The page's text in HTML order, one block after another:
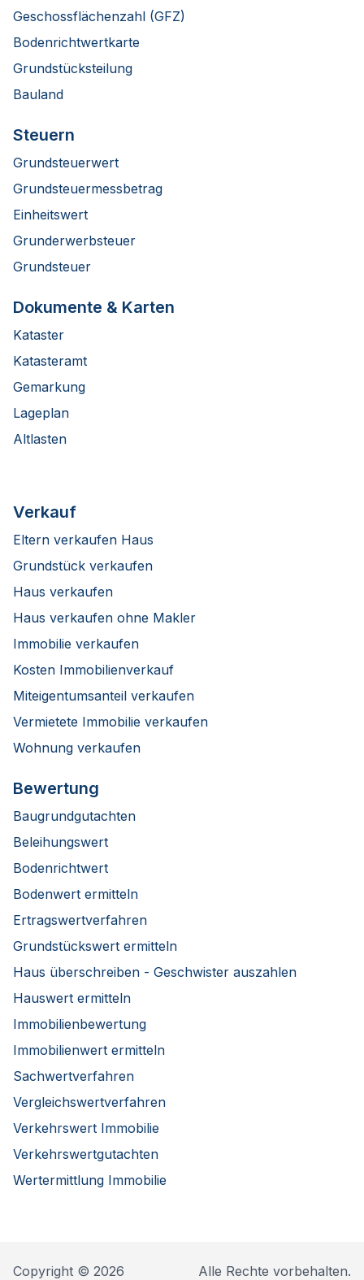
Geschossflächenzahl (GFZ)
Bodenrichtwertkarte
Grundstücksteilung
Bauland
Steuern
Grundsteuerwert
Grundsteuermessbetrag
Einheitswert
Grunderwerbsteuer
Grundsteuer
Dokumente & Karten
Kataster
Katasteramt
Gemarkung
Lageplan
Altlasten
Verkauf
Eltern verkaufen Haus
Grundstück verkaufen
Haus verkaufen
Haus verkaufen ohne Makler
Immobilie verkaufen
Kosten Immobilienverkauf
Miteigentumsanteil verkaufen
Vermietete Immobilie verkaufen
Wohnung verkaufen
Bewertung
Baugrundgutachten
Beleihungswert
Bodenrichtwert
Bodenwert ermitteln
Ertragswertverfahren
Grundstückswert ermitteln
Haus überschreiben - Geschwister auszahlen
Hauswert ermitteln
Immobilienbewertung
Immobilienwert ermitteln
Sachwertverfahren
Vergleichswertverfahren
Verkehrswert Immobilie
Verkehrswertgutachten
Wertermittlung Immobilie
Copyright © 2026 Alle Rechte vorbehalten.